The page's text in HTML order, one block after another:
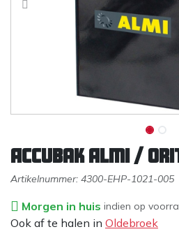
Accubak Almi /
Artikelnummer: 4300-EHP-1021-005
Morgen in huis indien op
Ook af te halen in Oldebroek